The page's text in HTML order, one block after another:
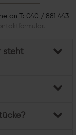
an T: 040 / 881 443
.
steht